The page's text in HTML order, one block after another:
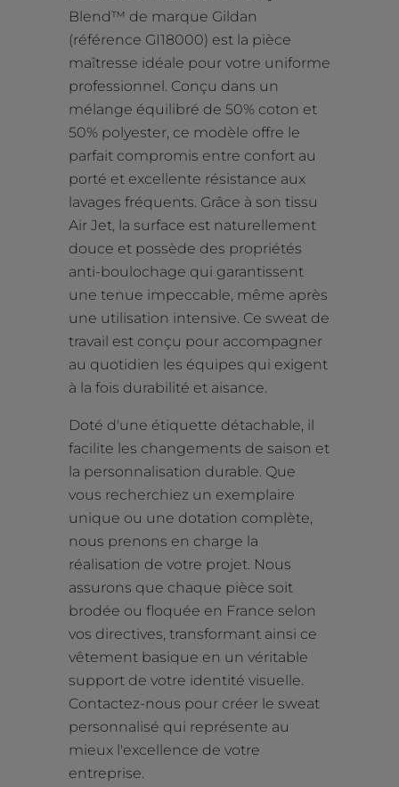
Blend™ de marque Gildan
(référence GI18000) est la pièce
maîtresse idéale pour votre uniforme
professionnel. Conçu dans un
mélange équilibré de 50% coton et
50% polyester, ce modèle offre le
parfait compromis entre confort au
porté et excellente résistance aux
lavages fréquents. Grâce à son tissu
Air Jet, la surface est naturellement
douce et possède des propriétés
anti-boulochage qui garantissent
une tenue impeccable, même après
une utilisation intensive. Ce sweat de
travail est conçu pour accompagner
au quotidien les équipes qui exigent
à la fois durabilité et aisance.
Doté d'une étiquette détachable, il
facilite les changements de saison et
la personnalisation durable. Que
vous recherchiez un exemplaire
unique ou une dotation complète,
nous prenons en charge la
réalisation de votre projet. Nous
assurons que chaque pièce soit
brodée ou floquée en France selon
vos directives, transformant ainsi ce
vêtement basique en un véritable
support de votre identité visuelle.
Contactez-nous pour créer le sweat
personnalisé qui représente au
mieux l'excellence de votre
entreprise.